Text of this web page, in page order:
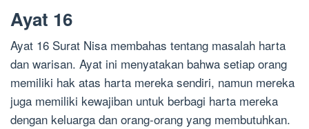
Ayat 16
Ayat 16 Surat Nisa membahas tentang masalah harta
dan warisan. Ayat ini menyatakan bahwa setiap orang
memiliki hak atas harta mereka sendiri, namun mereka
juga memiliki kewajiban untuk berbagi harta mereka
dengan keluarga dan orang-orang yang membutuhkan.